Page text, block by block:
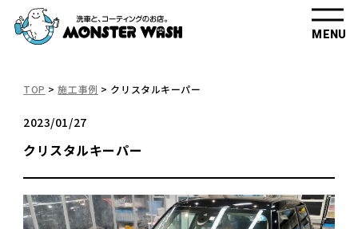
MENU
TOP >施工事例 > クリスタルキーパー
2023/01/27
クリスタルキーパー